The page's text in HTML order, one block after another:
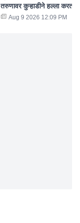
तरुणावर कुऱ्हाडीने हल्ला करत
Aug 9 2026 12:09 PM